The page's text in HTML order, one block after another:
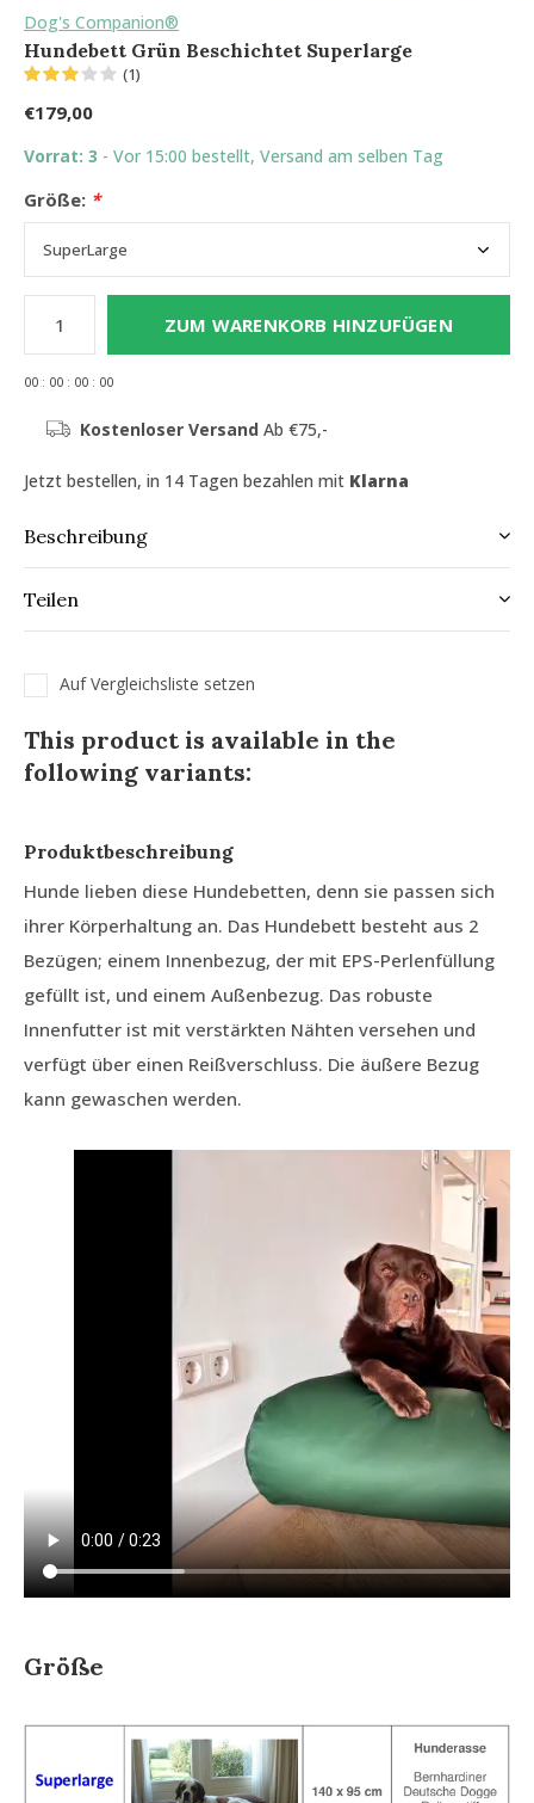
Dog's Companion®
Hundebett Grün Beschichtet Superlarge
(1)
€179,00
Vorrat: 3 - Vor 15:00 bestellt, Versand am selben Tag
Größe: *
ZUM WARENKORB HINZUFÜGEN
00 : 00 : 00 : 00
Kostenloser Versand Ab €75,-
Jetzt bestellen, in 14 Tagen bezahlen mit Klarna
Beschreibung
Teilen
Auf Vergleichsliste setzen
This product is available in the
following variants:
Produktbeschreibung
Hunde lieben diese Hundebetten, denn sie passen sich
ihrer Körperhaltung an. Das Hundebett besteht aus 2
Bezügen; einem Innenbezug, der mit EPS-Perlenfüllung
gefüllt ist, und einem Außenbezug. Das robuste
Innenfutter ist mit verstärkten Nähten versehen und
verfügt über einen Reißverschluss. Die äußere Bezug
kann gewaschen werden.
Größe